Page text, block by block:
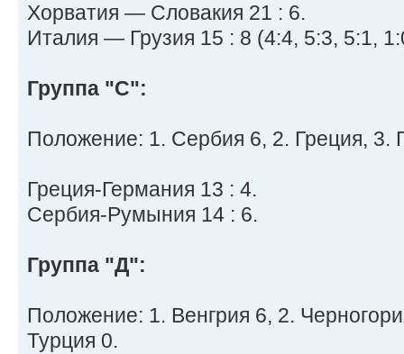
Хорватия — Словакия 21 : 6.
Италия — Грузия 15 : 8 (4:4, 5:3, 5:1,
Группа "С":
Положение: 1. Сербия 6, 2. Греция, 3.
Греция-Германия 13 : 4.
Сербия-Румыния 14 : 6.
Группа "Д":
Положение: 1. Венгрия 6, 2.
Турция 0.